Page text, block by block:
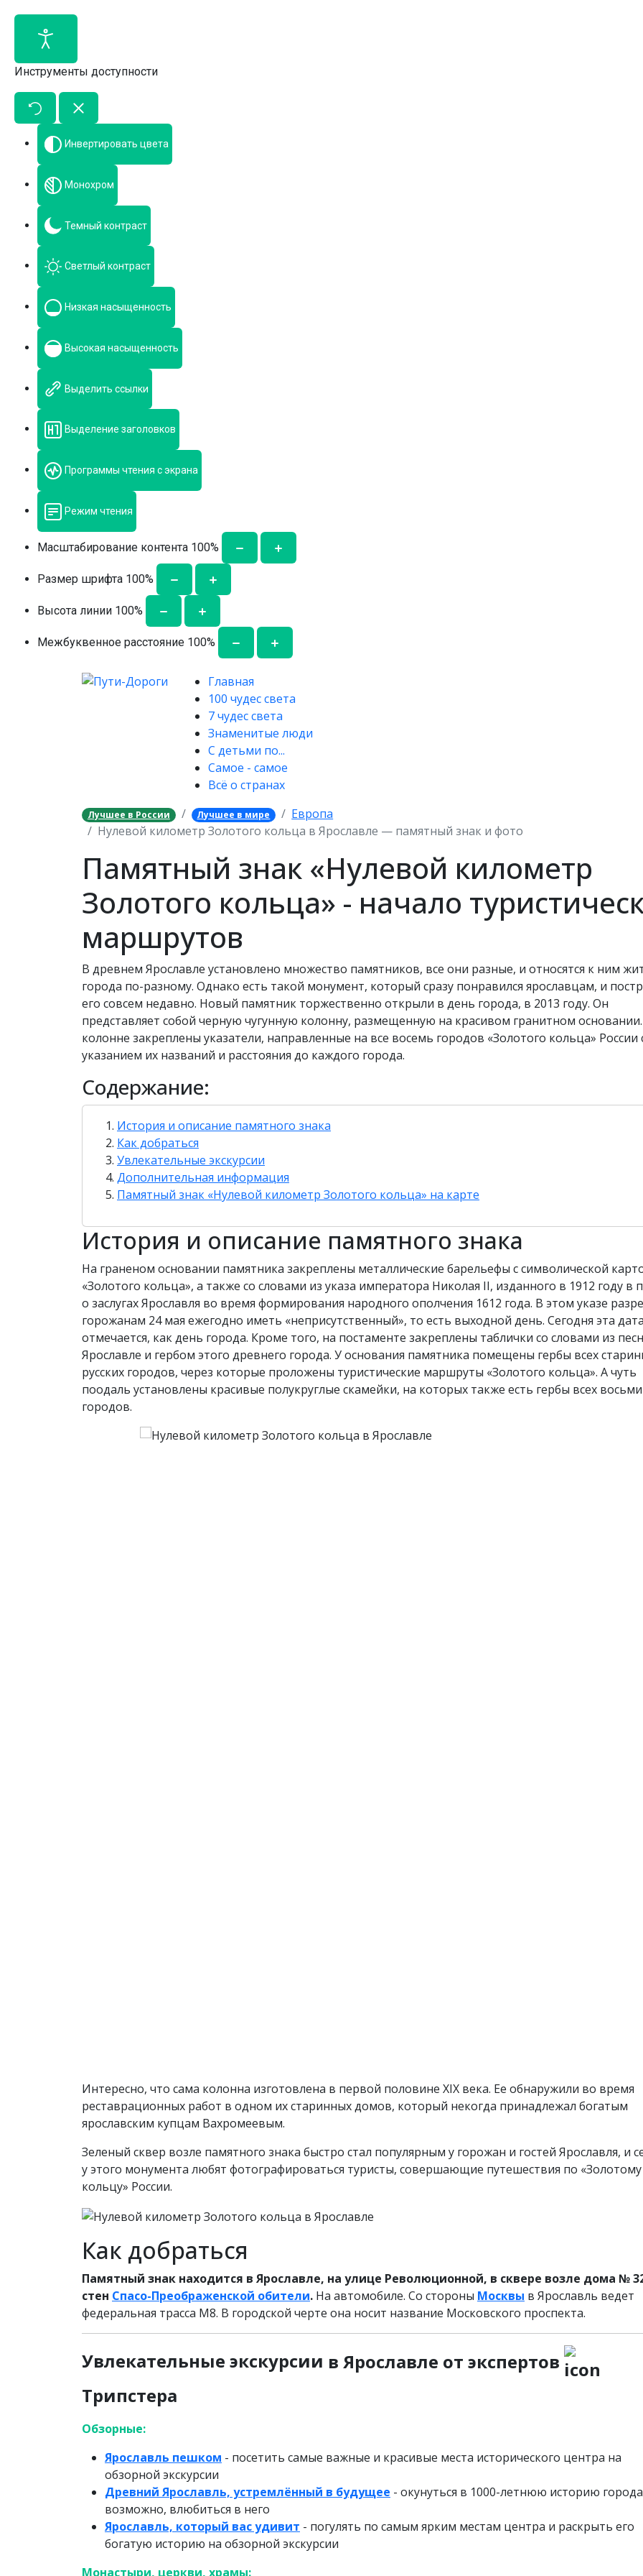
Инструменты доступности
Инвертировать цвета
Монохром
Темный контраст
Светлый контраст
Низкая насыщенность
Высокая насыщенность
Выделить ссылки
Выделение заголовков
Программы чтения с экрана
Режим чтения
Масштабирование контента 100%
Размер шрифта 100%
Высота линии 100%
Межбуквенное расстояние 100%
Главная
100 чудес света
7 чудес света
Знаменитые люди
С детьми по...
Самое - самое
Всё о странах
Лучшее в России Лучшее в мире
Европа
Нулевой километр Золотого кольца в Ярославле — памятный знак и фото
Памятный знак «Нулевой километр
Золотого кольца» - начало
маршрутов
В древнем Ярославле установлено множество памятников, все они разные, и относятся к ним
города по-разному. Однако есть такой монумент, который сразу понравился ярославцам, и
его совсем недавно. Новый памятник торжественно открыли в день города, в 2013 году. Он
представляет собой черную чугунную колонну, размещенную на красивом гранитном
колонне закреплены указатели, направленные на все восемь городов «Золотого кольца» России
указанием их названий и расстояния до каждого города.
Содержание:
История и описание памятного знака
Как добраться
Увлекательные экскурсии
Дополнительная информация
Памятный знак «Нулевой километр Золотого кольца» на карте
История и описание памятного знака
На граненом основании памятника закреплены металлические барельефы с символической
«Золотого кольца», а также со словами из указа императора Николая II, изданного в 1912 году в
о заслугах Ярославля во время формирования народного ополчения 1612 года. В этом указе
горожанам 24 мая ежегодно иметь «неприсутственный», то есть выходной день. Сегодня эта дата
отмечается, как день города. Кроме того, на постаменте закреплены таблички со словами из
Ярославле и гербом этого древнего города. У основания памятника помещены гербы всех
русских городов, через которые проложены туристические маршруты «Золотого кольца». А чуть
поодаль установлены красивые полукруглые скамейки, на которых также есть гербы всех восьми
городов.
Интересно, что сама колонна изготовлена в первой половине XIX века. Ее обнаружили во время
реставрационных работ в одном их старинных домов, который некогда принадлежал богатым
ярославским купцам Вахромеевым.
Зеленый сквер возле памятного знака быстро стал популярным у горожан и гостей Ярославля, и
у этого монумента любят фотографироваться туристы, совершающие путешествия по «Золотому
кольцу» России.
Как добраться
Памятный знак находится в Ярославле, на улице Революционной, в сквере возле дома №
стен Спасо-Преображенской обители. На автомобиле. Со стороны Москвы в Ярославль ведет
федеральная трасса М8. В городской черте она носит название Московского проспекта.
Увлекательные экскурсии в Ярославле от экспертов
Трипстера
Обзорные:
Ярославль пешком - посетить самые важные и красивые места исторического центра на
обзорной экскурсии
Древний Ярославль, устремлённый в будущее - окунуться в 1000-летнюю историю
возможно, влюбиться в него
Ярославль, который вас удивит - погулять по самым ярким местам центра и раскрыть его
богатую историю на обзорной экскурсии
Монастыри, церкви, храмы: